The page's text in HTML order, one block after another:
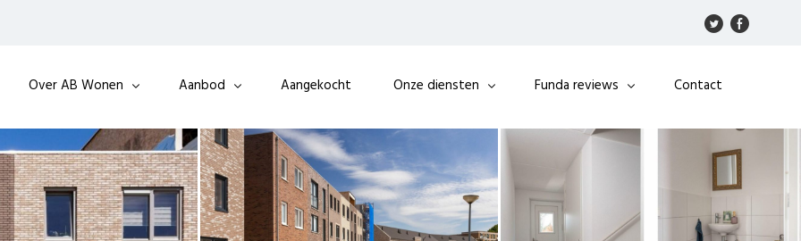
Over AB Wonen Aanbod Aangekocht Onze diensten Funda reviews Contact